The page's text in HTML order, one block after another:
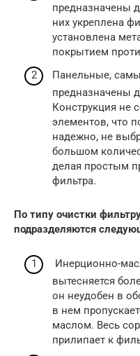
предназначены
них укреплена
установлена
покрытием
Панельные,
предназначены
Конструкция не
элементов, что
надежно, не
большом
делая простым
фильтра.
По типу очистки
подразделяются
Инерционно-
вытесняется
он неудобен в
в нем
маслом. Весь
прилипает к